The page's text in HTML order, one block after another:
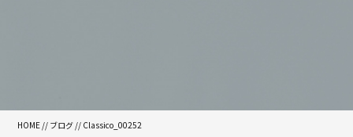
HOME // ブログ // Classico_00252